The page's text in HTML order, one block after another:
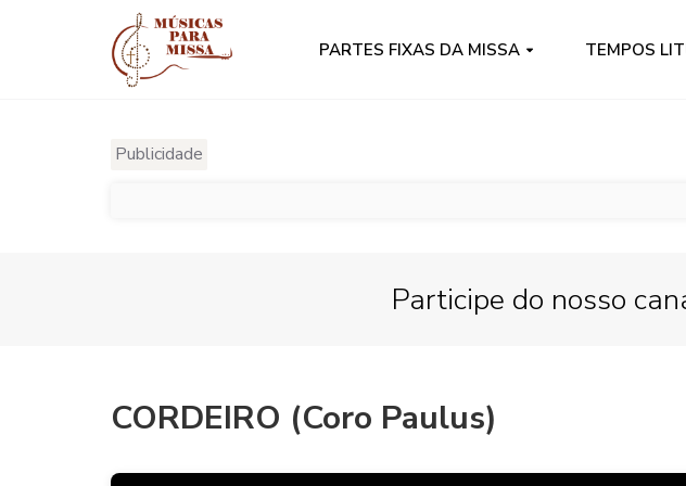
PARTES FIXAS DA MISSA TEMPOS
Publicidade
Participe do nosso
CORDEIRO (Coro Paulus)